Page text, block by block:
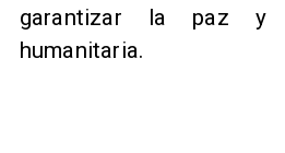
garantizar la paz y
humanitaria.